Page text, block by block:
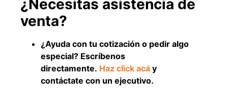
¿Necesitas asistencia de
venta?
¿Ayuda con tu cotización o pedir algo
especial? Escríbenos
directamente. Haz click acá y
contáctate con un ejecutivo.